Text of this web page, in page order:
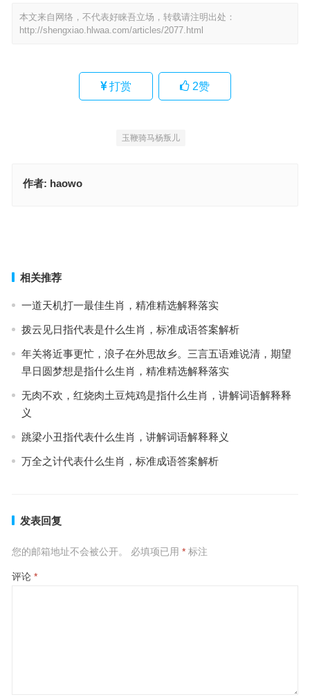
本文来自网络，不代表好睐吾立场，转载请注明出处：
http://shengxiao.hlwaa.com/articles/2077.html
打赏 2赞
玉鞭骑马杨叛儿
作者: haowo
相关推荐
一道天机打一最佳生肖，精准精选解释落实
拨云见日指代表是什么生肖，标准成语答案解析
年关将近事更忙，浪子在外思故乡。三言五语难说清，期望
早日圆梦想是指什么生肖，精准精选解释落实
无肉不欢，红烧肉土豆炖鸡是指什么生肖，讲解词语解释释
义
跳梁小丑指代表什么生肖，讲解词语解释释义
万全之计代表什么生肖，标准成语答案解析
发表回复
您的邮箱地址不会被公开。 必填项已用 *标注
评论 *